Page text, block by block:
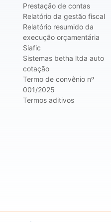
Prestação de contas
Relatório da gestão fiscal
Relatório resumido da
execução orçamentária
Siafic
Sistemas betha ltda auto
cotação
Termo de convênio nº
001/2025
Termos aditivos